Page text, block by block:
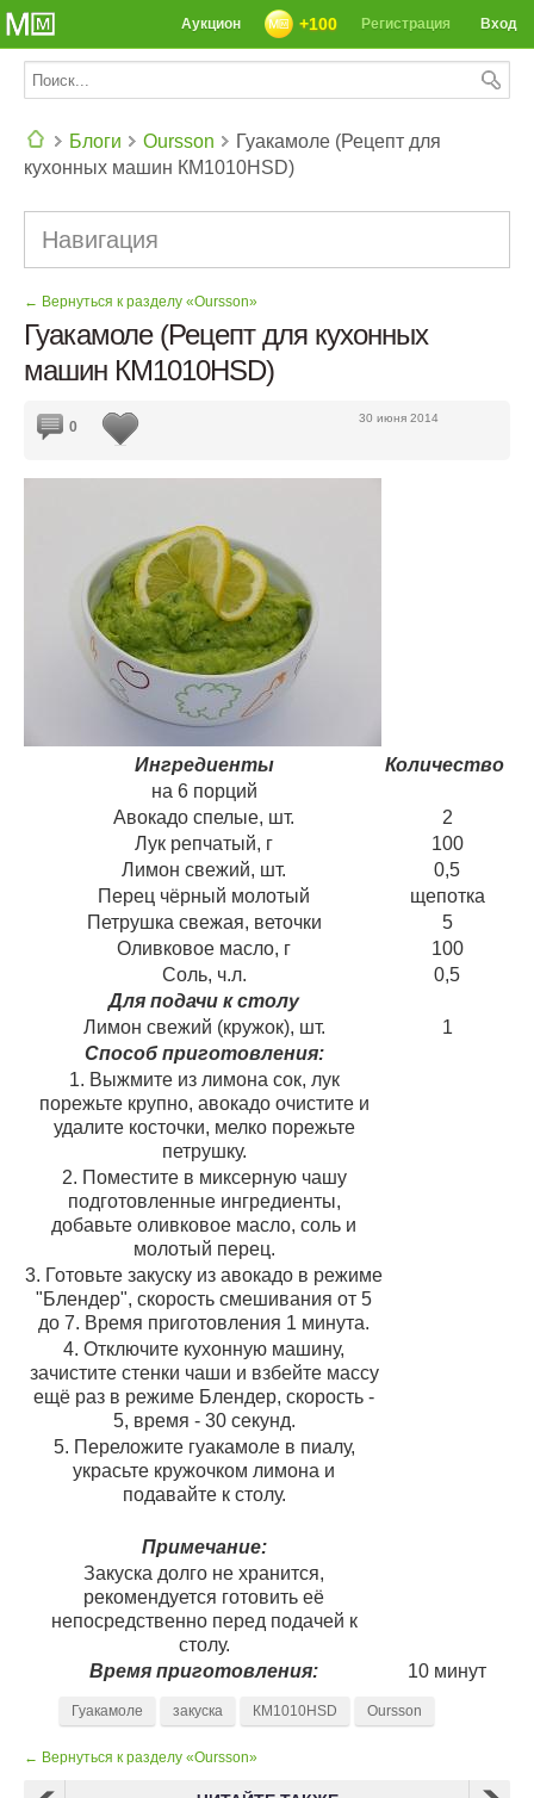
Вход
Регистрация
+100
Аукцион
Блоги Oursson
Гуакамоле (Рецепт для
кухонных машин КМ1010НSD)
Навигация
← Вернуться к разделу «Oursson»
Гуакамоле (Рецепт для кухонных
машин КМ1010НSD)
30 июня 2014
0
Ингредиенты
Количество
на 6 порций
Авокадо спелые, шт.
2
Лук репчатый, г
100
Лимон свежий, шт.
0,5
Перец чёрный молотый
щепотка
Петрушка свежая, веточки
5
Оливковое масло, г
100
Соль, ч.л.
0,5
Для подачи к столу
Лимон свежий (кружок), шт.
1
Способ приготовления:
1. Выжмите из лимона сок, лук
порежьте крупно, авокадо очистите и
удалите косточки, мелко порежьте
петрушку.
2. Поместите в миксерную чашу
подготовленные ингредиенты,
добавьте оливковое масло, соль и
молотый перец.
3. Готовьте закуску из авокадо в режиме
"Блендер", скорость смешивания от 5
до 7. Время приготовления 1 минута.
4. Отключите кухонную машину,
зачистите стенки чаши и взбейте массу
ещё раз в режиме Блендер, скорость -
5, время - 30 секунд.
5. Переложите гуакамоле в пиалу,
украсьте кружочком лимона и
подавайте к столу.
Примечание:
Закуска долго не хранится,
рекомендуется готовить её
непосредственно перед подачей к
столу.
Время приготовления:
10 минут
Гуакамоле закуска КМ1010НSD Oursson
← Вернуться к разделу «Oursson»